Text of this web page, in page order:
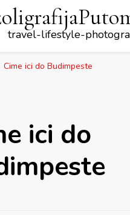
travel-lifestyle-
Cime ici do Budimpeste
ici do